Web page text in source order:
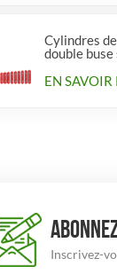
Cylindres
double buse
EN SAVOIR
Inscrivez-